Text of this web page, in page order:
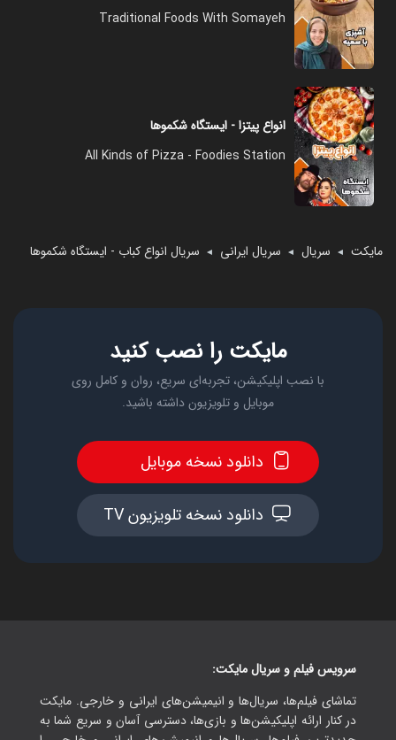
Traditional Foods With Somayeh
انواع پیتزا - ایستگاه شکموها
All Kinds of Pizza - Foodies Station
مایکت ◄ سریال ◄ سریال ایرانی ◄ سریال انواع کباب - ایستگاه شکموها
مایکت را نصب کنید
با نصب اپلیکیشن، تجربه‌ای سریع، روان و کامل روی
موبایل و تلویزیون داشته باشید.
دانلود نسخه موبایل
دانلود نسخه تلویزیون TV
سرویس فیلم و سریال مایکت:
تماشای فیلم‌ها، سریال‌ها و انیمیشن‌های ایرانی و خارجی. مایکت
در کنار ارائه اپلیکیشن‌ها و بازی‌ها، دسترسی آسان و سریع شما به